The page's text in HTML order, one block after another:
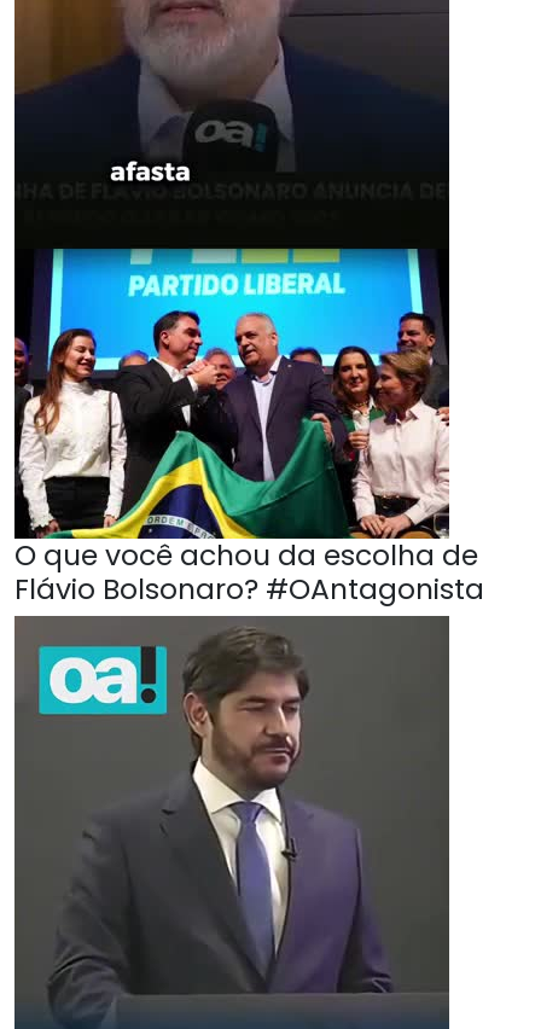
O que você achou da escolha de
Flávio Bolsonaro? #OAntagonista